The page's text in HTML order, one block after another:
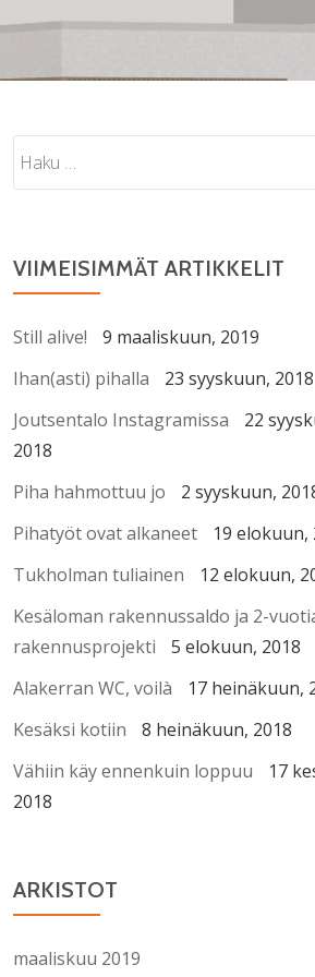
VIIMEISIMMÄT ARTIKKELIT
Still alive!
9 maaliskuun, 2019
Ihan(asti) pihalla
23 syyskuun, 2018
Joutsentalo Instagramissa
22
2018
Piha hahmottuu jo
2 syyskuun,
Pihatyöt ovat alkaneet
19 elokuun,
Tukholman tuliainen
12 elokuun,
Kesäloman rakennussaldo ja 2-
rakennusprojekti
5 elokuun, 2018
Alakerran WC, voilà
17 heinäkuun,
Kesäksi kotiin
8 heinäkuun, 2018
Vähiin käy ennenkuin loppuu
17
2018
ARKISTOT
maaliskuu 2019